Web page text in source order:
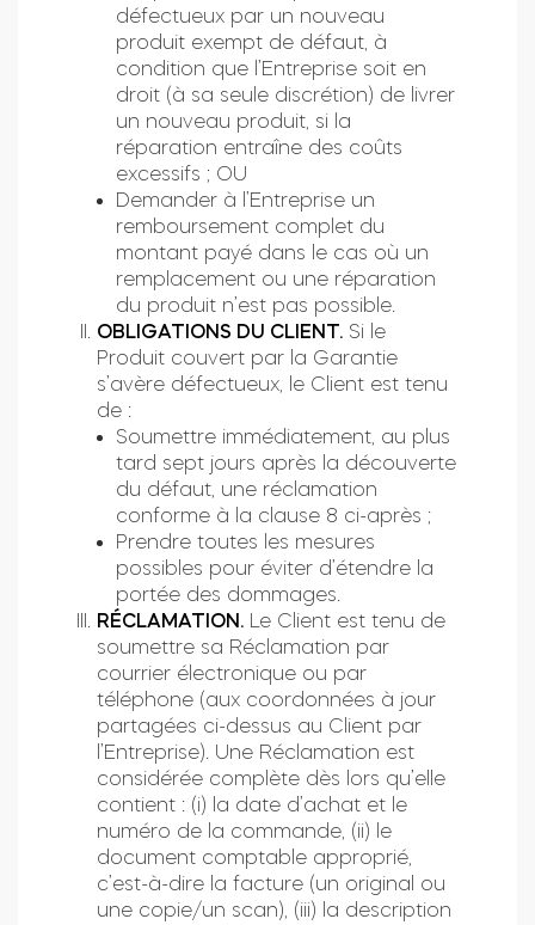
défectueux par un nouveau
produit exempt de défaut, à
condition que l’Entreprise soit en
droit (à sa seule discrétion) de livrer
un nouveau produit, si la
réparation entraîne des coûts
excessifs ; OU
Demander à l’Entreprise un
remboursement complet du
montant payé dans le cas où un
remplacement ou une réparation
du produit n’est pas possible.
OBLIGATIONS DU CLIENT. Si le
Produit couvert par la Garantie
s’avère défectueux, le Client est tenu
de :
Soumettre immédiatement, au plus
tard sept jours après la découverte
du défaut, une réclamation
conforme à la clause 8 ci-après ;
Prendre toutes les mesures
possibles pour éviter d’étendre la
portée des dommages.
RÉCLAMATION.
Le Client est tenu de
soumettre sa Réclamation par
courrier électronique ou par
téléphone (aux coordonnées à jour
partagées ci-dessus au Client par
l’Entreprise). Une Réclamation est
considérée complète dès lors qu’elle
contient : (i) la date d’achat et le
numéro de la commande, (ii) le
document comptable approprié,
c’est-à-dire la facture (un original ou
une copie/un scan), (iii) la description